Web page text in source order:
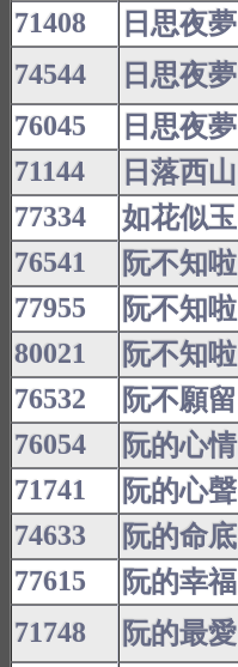
71408 日思夜夢
74544 日思夜夢
76045 日思夜夢
71144 日落西山
77334 如花似玉
76541 阮不知啦
77955 阮不知啦
80021 阮不知啦
76532 阮不願留
76054 阮的心情
71741 阮的心聲
74633 阮的命底
77615 阮的幸福
71748 阮的最愛